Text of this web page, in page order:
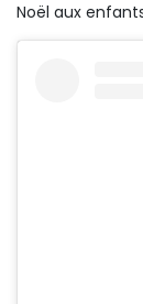
Noël aux